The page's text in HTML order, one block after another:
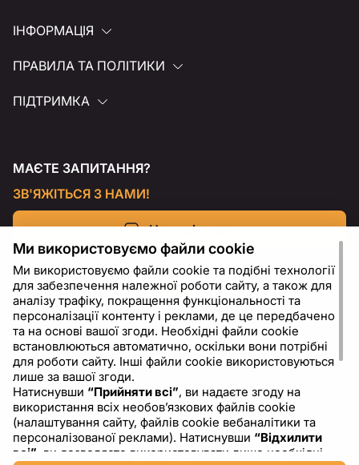
ІНФОРМАЦІЯ
ПРАВИЛА ТА ПОЛІТИКИ
ПІДТРИМКА
МАЄТЕ ЗАПИТАННЯ?
ЗВ'ЯЖІТЬСЯ З НАМИ!
Напишіть нам
UA USD - US Dollar ($)
Ми використовуємо файли cookie
Ми використовуємо файли cookie та подібні технології
для забезпечення належної роботи сайту, а також для
аналізу трафіку, покращення функціональності та
персоналізації контенту і реклами, де це передбачено
та на основі вашої згоди. Необхідні файли cookie
встановлюються автоматично, оскільки вони потрібні
для роботи сайту. Інші файли cookie використовуються
лише за вашої згоди.
Натиснувши “Прийняти всі”, ви надаєте згоду на
використання всіх необов’язкових файлів cookie
(налаштування сайту, файлів cookie вебаналітики та
персоналізованої реклами). Натиснувши “Відхилити
всі” , ви дозволяєте використовувати лише необхідні